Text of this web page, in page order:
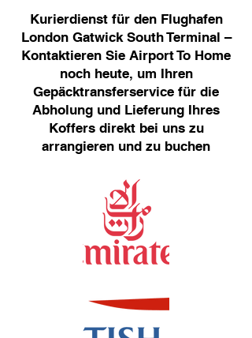
Kurierdienst für den Flughafen
London Gatwick South Terminal –
Kontaktieren Sie Airport To Home
noch heute, um Ihren
Gepäcktransferservice für die
Abholung und Lieferung Ihres
Koffers direkt bei uns zu
arrangieren und zu buchen